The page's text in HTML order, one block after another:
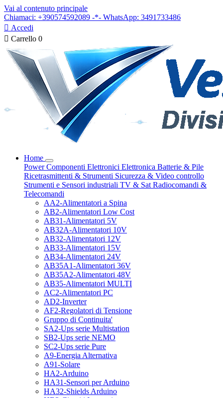
Vai al contenuto principale
Chiamaci: +390574592089 -*- WhatsApp: 3491733486
 Accedi
 Carrello 0
Home
PowerComponenti Elettronici Elettronica Batterie & Pile
Ricetrasmittenti & Strumenti Sicurezza & Video controllo
Strumenti e Sensori industriali TV & Sat Radiocomandi &
Telecomandi
AA2-Alimentatori a Spina
AB2-Alimentatori Low Cost
AB31-Alimentatori 5V
AB32A-Alimentatori 10V
AB32-Alimentatori 12V
AB33-Alimentatori 15V
AB34-Alimentatori 24V
AB35A1-Alimentatori 36V
AB35A2-Alimentatori 48V
AB35-Alimentatori MULTI
AC2-Alimentatori PC
AD2-Inverter
AF2-Regolatori di Tensione
Gruppo di Continuita'
SA2-Ups serie Multistation
SB2-Ups serie NEMO
SC2-Ups serie Pure
A9-Energia Alternativa
A91-Solare
HA2-Arduino
HA31-Sensori per Arduino
HA32-Shields Arduino